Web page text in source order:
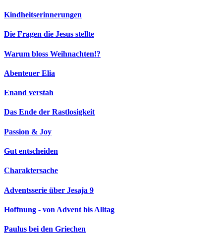
Kindheitserinnerungen
Die Fragen die Jesus stellte
Warum bloss Weihnachten!?
Abenteuer Elia
Enand verstah
Das Ende der Rastlosigkeit
Passion & Joy
Gut entscheiden
Charaktersache
Adventsserie über Jesaja 9
Hoffnung - von Advent bis Alltag
Paulus bei den Griechen